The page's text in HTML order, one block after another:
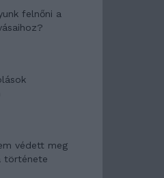
felnőni a
védett meg
története